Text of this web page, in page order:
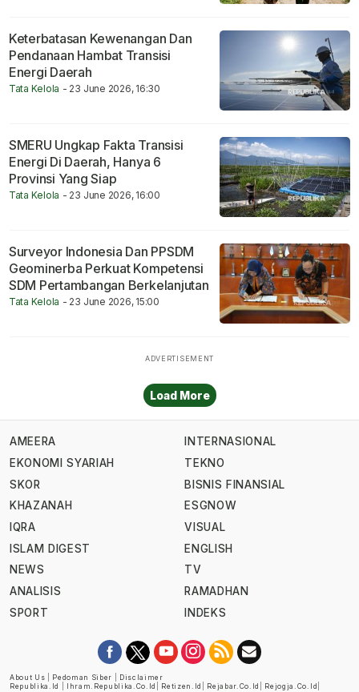
Keterbatasan Kewenangan Dan
Pendanaan Hambat Transisi
Energi Daerah
Tata Kelola - 23 June 2026, 16:30
SMERU Ungkap Fakta Transisi
Energi Di Daerah, Hanya 6
Provinsi Yang Siap
Tata Kelola - 23 June 2026, 16:00
Surveyor Indonesia Dan PPSDM
Geominerba Perkuat Kompetensi
SDM Pertambangan Berkelanjutan
Tata Kelola - 23 June 2026, 15:00
Load More
AMEERA
EKONOMI SYARIAH
SKOR
KHAZANAH
IQRA
ISLAM DIGEST
NEWS
ANALISIS
SPORT
INTERNASIONAL
TEKNO
BISNIS FINANSIAL
ESGNOW
VISUAL
ENGLISH
TV
RAMADHAN
INDEKS
About Us Pedoman Siber
Disclaimer
Republika.id
Ihram.republika.co.id Retizen.id Rejabar.co.id Rejogja.co.id